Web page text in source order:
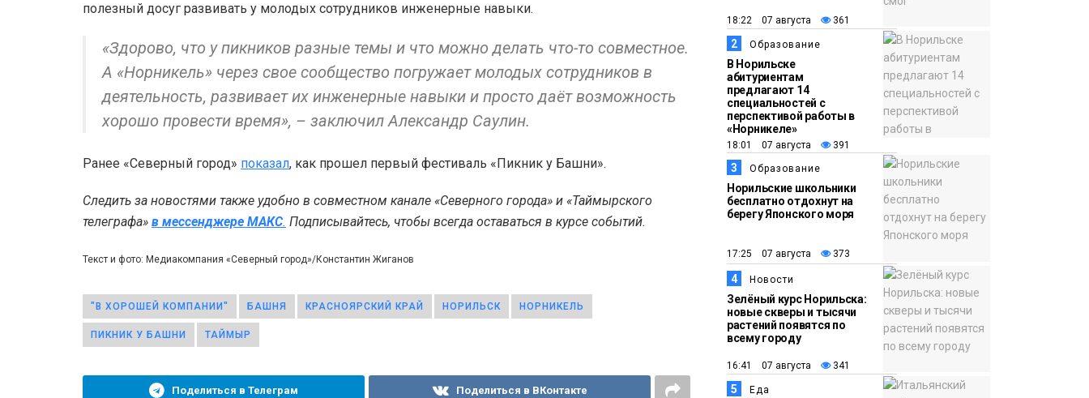
полезный досуг развивать у молодых сотрудников инженерные навыки.
«Здорово, что у пикников разные темы и что можно делать что-то совместное.
А «Норникель» через свое сообщество погружает молодых сотрудников в
деятельность, развивает их инженерные навыки и просто даёт возможность
хорошо провести время», – заключил Александр Саулин.
Ранее «Северный город» показал, как прошел первый фестиваль «Пикник у Башни».
Следить за новостями также удобно в совместном канале «Северного города» и «Таймырского
телеграфа» в мессенджере MAКС. Подписывайтесь, чтобы всегда оставаться в курсе событий.
Текст и фото: Медиакомпания «Северный город»/Константин Жиганов
"В ХОРОШЕЙ КОМПАНИИ" БАШНЯ КРАСНОЯРСКИЙ КРАЙ НОРИЛЬСК НОРНИКЕЛЬ
ПИКНИК У БАШНИ ТАЙМЫР
Поделиться в Телеграм Поделиться в ВКонтакте
13:59
Новости
«Домик Хоббитов» и
«Самолёт в облаках»
появятся в Кайеркане
13:08
Новости
Предстоящие
выходные в
Норильске будут
зябкими, пасмурными
и дождливыми
Общество
Как в Норильске
помогают женщинам
из исправительного
центра
адаптироваться к
жизни
18:22 07 августа 361
2 Образование
В Норильске
абитуриентам
предлагают 14
специальностей с
перспективой работы в
«Норникеле»
18:01 07 августа 391
3 Образование
Норильские школьники
бесплатно отдохнут на
берегу Японского моря
17:25 07 августа 373
4 Новости
Зелёный курс Норильска:
новые скверы и тысячи
растений появятся по
всему городу
16:41 07 августа 341
5 Еда